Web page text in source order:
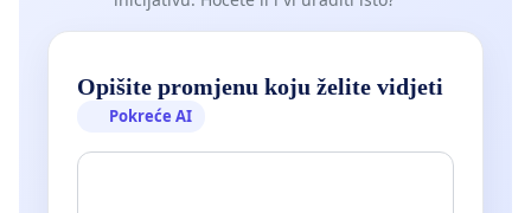
Opišite promjenu koju želite vidjeti
Pokreće AI